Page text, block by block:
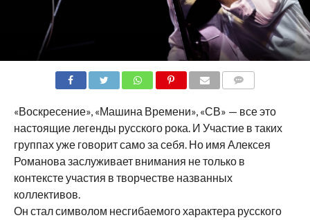
«Воскресение», «Машина Времени», «СВ» — все это
настоящие легенды русского рока. И Участие в таких
группах уже говорит само за себя. Но имя Алексея
Романова заслуживает внимания не только в
контексте участия в творчестве названных
коллективов.
Он стал символом несгибаемого характера русского